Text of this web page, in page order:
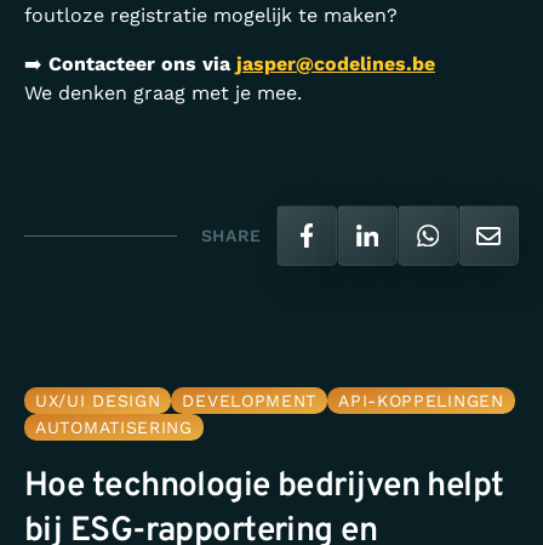
foutloze registratie mogelijk te maken?
➡️ Contacteer ons via jasper@codelines.be
We denken graag met je mee.
SHARE
UX/UI DESIGN DEVELOPMENT
API-KOPPELINGEN
AUTOMATISERING
Hoe technologie bedrijven helpt
bij ESG-rapportering en